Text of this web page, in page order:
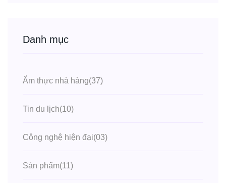
Danh mục
Ẩm thực nhà hàng(37)
Tin du lịch(10)
Công nghệ hiện đại(03)
Sản phẩm(11)